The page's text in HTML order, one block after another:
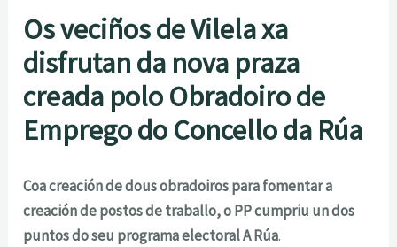
Os veciños de Vilela xa
disfrutan da nova praza
creada polo Obradoiro de
Emprego do Concello da Rúa
Coa creación de dous obradoiros para fomentar a
creación de postos de traballo, o PP cumpriu un dos
puntos do seu programa electoral A Rúa.